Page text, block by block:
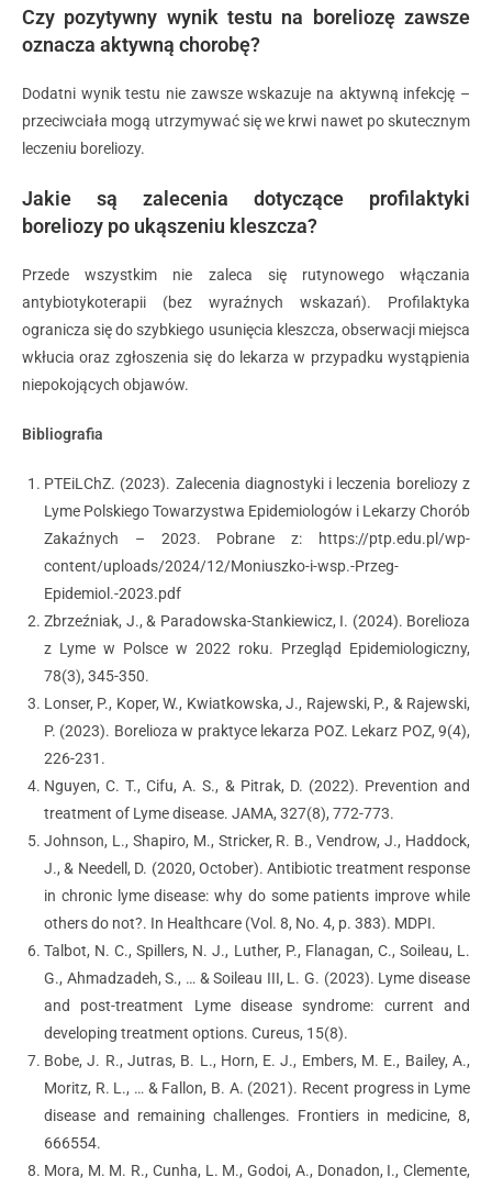
Czy pozytywny wynik testu na boreliozę zawsze
oznacza aktywną chorobę?
Dodatni wynik testu nie zawsze wskazuje na aktywną infekcję –
przeciwciała mogą utrzymywać się we krwi nawet po skutecznym
leczeniu boreliozy.
Jakie są zalecenia dotyczące profilaktyki
boreliozy po ukąszeniu kleszcza?
Przede wszystkim nie zaleca się rutynowego włączania
antybiotykoterapii (bez wyraźnych wskazań). Profilaktyka
ogranicza się do szybkiego usunięcia kleszcza, obserwacji miejsca
wkłucia oraz zgłoszenia się do lekarza w przypadku wystąpienia
niepokojących objawów.
Bibliografia
PTEiLChZ. (2023). Zalecenia diagnostyki i leczenia boreliozy z
Lyme Polskiego Towarzystwa Epidemiologów i Lekarzy Chorób
Zakaźnych – 2023. Pobrane z: https://ptp.edu.pl/wp-
content/uploads/2024/12/Moniuszko-i-wsp.-Przeg-
Epidemiol.-2023.pdf
Zbrzeźniak, J., & Paradowska-Stankiewicz, I. (2024). Borelioza
z Lyme w Polsce w 2022 roku. Przegląd Epidemiologiczny,
78(3), 345-350.
Lonser, P., Koper, W., Kwiatkowska, J., Rajewski, P., & Rajewski,
P. (2023). Borelioza w praktyce lekarza POZ. Lekarz POZ, 9(4),
226-231.
Nguyen, C. T., Cifu, A. S., & Pitrak, D. (2022). Prevention and
treatment of Lyme disease. JAMA, 327(8), 772-773.
Johnson, L., Shapiro, M., Stricker, R. B., Vendrow, J., Haddock,
J., & Needell, D. (2020, October). Antibiotic treatment response
in chronic lyme disease: why do some patients improve while
others do not?. In Healthcare (Vol. 8, No. 4, p. 383). MDPI.
Talbot, N. C., Spillers, N. J., Luther, P., Flanagan, C., Soileau, L.
G., Ahmadzadeh, S., … & Soileau III, L. G. (2023). Lyme disease
and post-treatment Lyme disease syndrome: current and
developing treatment options. Cureus, 15(8).
Bobe, J. R., Jutras, B. L., Horn, E. J., Embers, M. E., Bailey, A.,
Moritz, R. L., … & Fallon, B. A. (2021). Recent progress in Lyme
disease and remaining challenges. Frontiers in medicine, 8,
666554.
Mora, M. M. R., Cunha, L. M., Godoi, A., Donadon, I., Clemente,